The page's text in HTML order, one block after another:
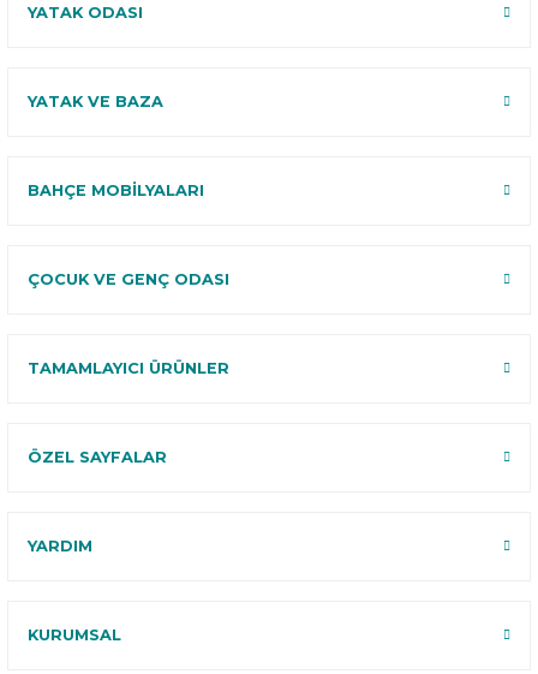
YATAK ODASI
YATAK VE BAZA
BAHÇE MOBİLYALARI
ÇOCUK VE GENÇ ODASI
TAMAMLAYICI ÜRÜNLER
ÖZEL SAYFALAR
YARDIM
KURUMSAL